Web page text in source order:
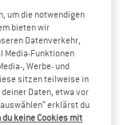
um die notwendigen
bieten wir
Datenverkehr,
Media-Funktionen
, Werbe- und
sitzen teilweise in
Daten, etwa vor
erklärst du
du keine Cookies mit